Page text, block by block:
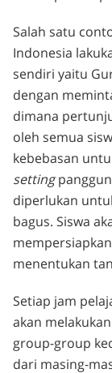
Salah satu
Indonesia
sendiri yaitu
dengan
dimana
oleh semua
kebebasan
setting
diperlukan
bagus. Siswa
menentukan
Setiap jam
akan
group-group
dari masing-